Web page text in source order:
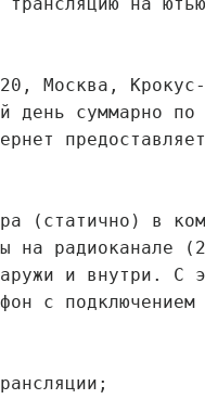
Москва, Крокус-
день суммарно
(статично) в
на радиоканале
и внутри. С
с